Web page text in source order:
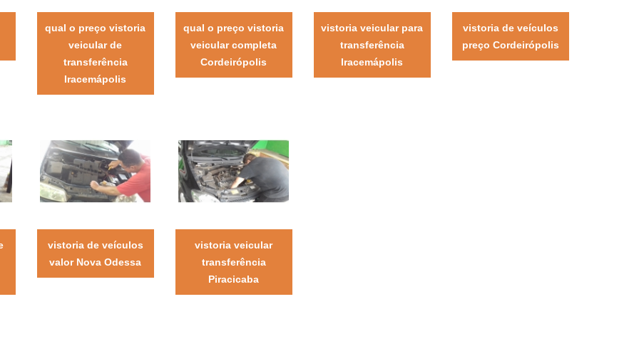
qual o preço vistoria
veicular de
transferência
Iracemápolis
qual o preço vistoria
veicular completa
Cordeirópolis
vistoria veicular para
transferência
Iracemápolis
vistoria de veículos
preço Cordeirópolis
vistoria de veículos
valor Nova Odessa
vistoria veicular
transferência
Piracicaba